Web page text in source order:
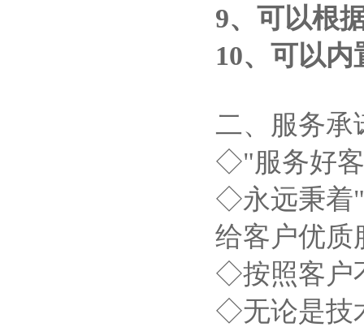
9、可以根
10、可以
二、服务承
◇"服务好客
◇永远秉着"
给客户优质
◇按照客户
◇无论是技